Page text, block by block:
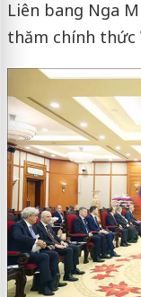
Liên bang Nga
thăm chính thức